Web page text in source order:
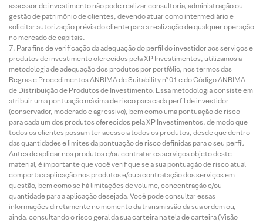
assessor de investimento não pode realizar consultoria, administração ou
gestão de patrimônio de clientes, devendo atuar como intermediário e
solicitar autorização prévia do cliente para a realização de qualquer operação
no mercado de capitais.
Para fins de verificação da adequação do perfil do investidor aos serviços e
produtos de investimento oferecidos pela XP Investimentos, utilizamos a
metodologia de adequação dos produtos por portfólio, nos termos das
Regras e Procedimentos ANBIMA de Suitability nº 01 e do Código ANBIMA
de Distribuição de Produtos de Investimento. Essa metodologia consiste em
atribuir uma pontuação máxima de risco para cada perfil de investidor
(conservador, moderado e agressivo), bem como uma pontuação de risco
para cada um dos produtos oferecidos pela XP Investimentos, de modo que
todos os clientes possam ter acesso a todos os produtos, desde que dentro
das quantidades e limites da pontuação de risco definidas para o seu perfil.
Antes de aplicar nos produtos e/ou contratar os serviços objeto deste
material, é importante que você verifique se a sua pontuação de risco atual
comporta a aplicação nos produtos e/ou a contratação dos serviços em
questão, bem como se há limitações de volume, concentração e/ou
quantidade para a aplicação desejada. Você pode consultar essas
informações diretamente no momento da transmissão da sua ordem ou,
ainda, consultando o risco geral da sua carteira na tela de carteira (Visão